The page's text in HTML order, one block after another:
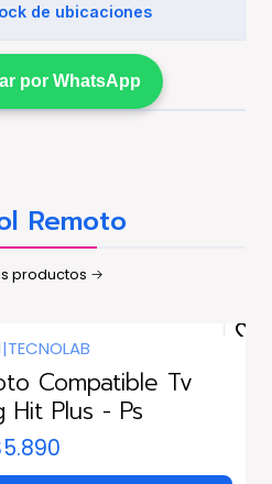
de ubicaciones
por WhatsApp
Remoto
productos
|TECNOLAB
Compatible Tv
Hit Plus - Ps